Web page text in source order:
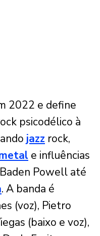
2022 e define
psicodélico à
jazz rock,
e influências
Powell até
. A banda é
(voz), Pietro
(baixo e voz),